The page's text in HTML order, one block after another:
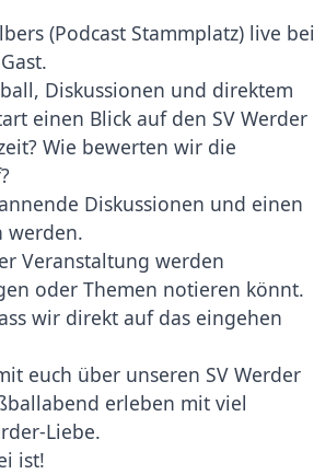
(Podcast Stammplatz) live bei
Diskussionen und direktem
einen Blick auf den SV Werder
Wie bewerten wir die
Diskussionen und einen
werden.
Veranstaltung werden
oder Themen notieren könnt.
wir direkt auf das eingehen
euch über unseren SV Werder
erleben mit viel
Liebe.
ist!